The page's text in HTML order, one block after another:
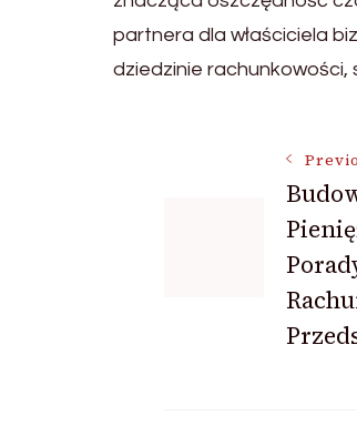
partnera dla właściciela
dziedzinie rachunkowości,